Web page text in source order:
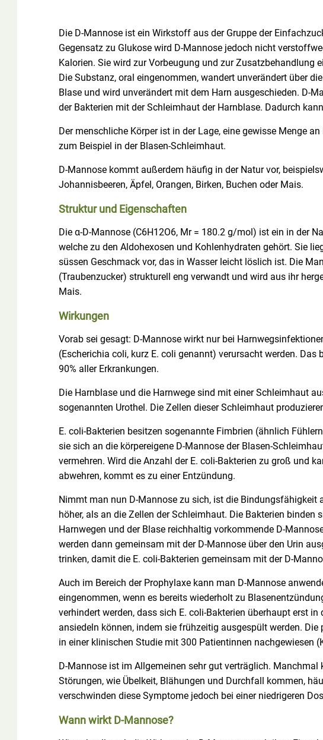
Die D-Mannose ist ein Wirkstoff aus der Gruppe der
Gegensatz zu Glukose wird D-Mannose jedoch nicht
Kalorien. Sie wird zur Vorbeugung und zur Zusatzbehandlung
Die Substanz, oral eingenommen, wandert unverändert über
Blase und wird unverändert mit dem Harn ausgeschieden. D-
der Bakterien mit der Schleimhaut der Harnblase. Dadurch
Der menschliche Körper ist in der Lage, eine gewisse Menge
zum Beispiel in der Blasen-Schleimhaut.
D-Mannose kommt außerdem häufig in der Natur vor,
Johannisbeeren, Äpfel, Orangen, Birken, Buchen oder Mais.
Struktur und Eigenschaften
Die α-D-Mannose (C6H12O6, Mr = 180.2 g/mol) ist ein in der
welche zu den Aldohexosen und Kohlenhydraten gehört. Sie
süssen Geschmack vor, das in Wasser leicht löslich ist. Die
(Traubenzucker) strukturell eng verwandt und wird aus ihr
Mais.
Wirkungen
Vorab sei gesagt: D-Mannose wirkt nur bei
(Escherichia coli, kurz E. coli genannt) verursacht werden.
90% aller Erkrankungen.
Die Harnblase und die Harnwege sind mit einer Schleimhaut
sogenannten Urothel. Die Zellen dieser Schleimhaut
E. coli-Bakterien besitzen sogenannte Fimbrien (ähnlich
sie sich an die körpereigene D-Mannose der Blasen-
vermehren. Wird die Anzahl der E. coli-Bakterien zu groß und
abwehren, kommt es zu einer Entzündung.
Nimmt man nun D-Mannose zu sich, ist die Bindungsfähigkeit
höher, als an die Zellen der Schleimhaut. Die Bakterien binden
Harnwegen und der Blase reichhaltig vorkommende D-
werden dann gemeinsam mit der D-Mannose über den Urin
trinken, damit die E. coli-Bakterien gemeinsam mit der D-
Auch im Bereich der Prophylaxe kann man D-Mannose
eingenommen, wenn es bereits wiederholt zu
verhindert werden, dass sich E. coli-Bakterien überhaupt erst in
ansiedeln können, indem sie frühzeitig ausgespült werden.
in einer klinischen Studie mit 300 Patientinnen nachgewiesen
D-Mannose ist im Allgemeinen sehr gut verträglich. Manchmal
Störungen, wie Übelkeit, Blähungen und Durchfall kommen,
verschwinden diese Symptome jedoch bei einer niedrigeren
Wann wirkt D-Mannose?